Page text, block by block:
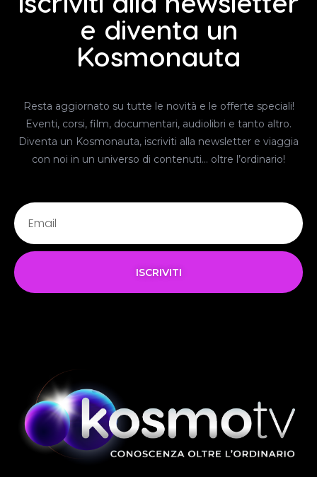
e diventa un
Kosmonauta
Resta aggiornato su tutte le novità e le offerte speciali!
Eventi, corsi, film, documentari, audiolibri e tanto altro.
Diventa un Kosmonauta, iscriviti alla newsletter e viaggia
con noi in un universo di contenuti… oltre l’ordinario!
ISCRIVITI